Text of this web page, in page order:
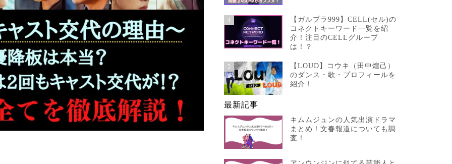
4
【ガルプラ999】CELL(セル)の
コネクトキーワード一覧を紹
介！注目のCELLグループ
は！？
5
【LOUD】コウキ（田中煌己）
のダンス・歌・プロフィールを
紹介！
最新記事
キムムジュンの人気出演ドラマ
まとめ！文春報道についても調
査！